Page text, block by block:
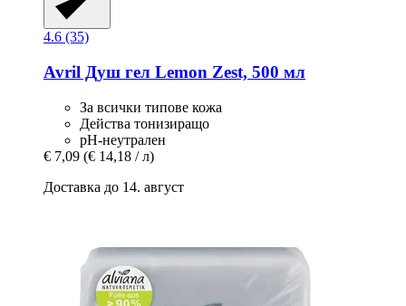
4.6 (35)
Avril Душ гел Lemon Zest, 500 мл
За всички типове кожа
Действа тонизиращо
рН-неутрален
€ 7,09 (€ 14,18 / л)
Доставка до 14. август